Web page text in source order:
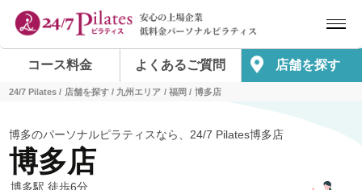
コース料金 よくあるご質問 店舗を探す
24/7 Pilates 店舗を探す 九州エリア 福岡 博多店
博多のパーソナルピラティスなら、24/7 Pilates博多店
博多店
博多駅 徒歩6分